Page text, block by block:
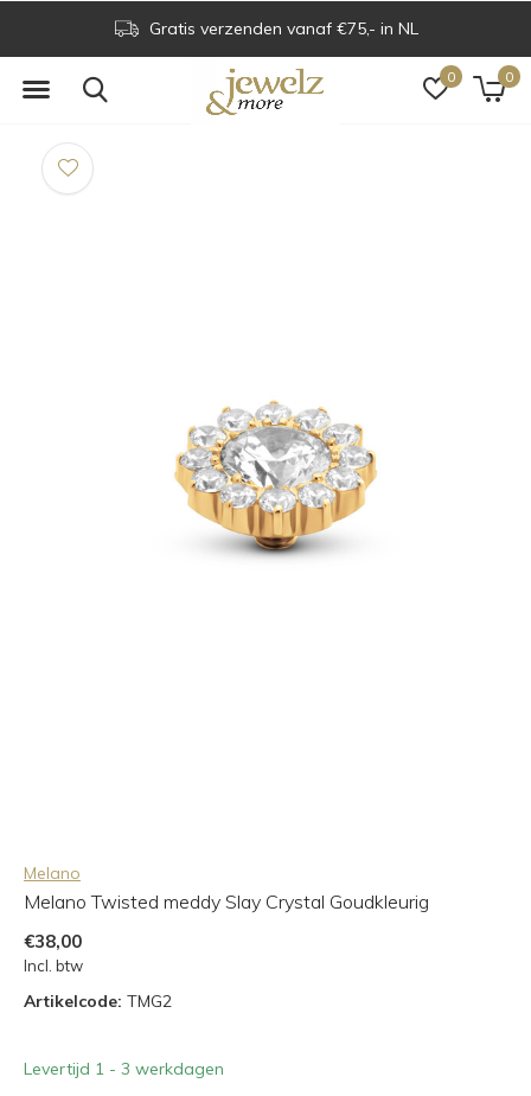
0 0
Gratis verzenden vanaf €75,- in NL
Melano
Melano Twisted meddy Slay Crystal Goudkleurig
€38,00
Incl. btw
Artikelcode: TMG2
Levertijd 1 - 3 werkdagen